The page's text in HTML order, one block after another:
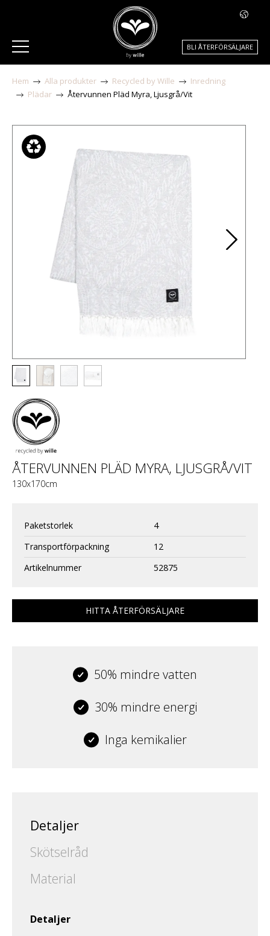
BLI ÅTERFÖRSÄLJARE
Hem Alla produkter Recycled by Wille
Inredning
Plädar
Återvunnen Pläd Myra, Ljusgrå/Vit
ÅTERVUNNEN PLÄD MYRA, LJUSGRÅ/VIT
130x170cm
Paketstorlek
4
Transportförpackning
12
Artikelnummer
52875
HITTA ÅTERFÖRSÄLJARE
50% mindre vatten
30% mindre energi
Inga kemikalier
Detaljer
Skötselråd
Material
Detaljer